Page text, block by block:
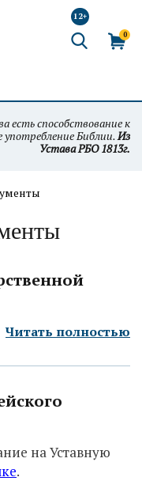
12+
0
способствование к
употребление Библии.Из
Устава РБО 1813г.
Читать полностью
на Уставную
.